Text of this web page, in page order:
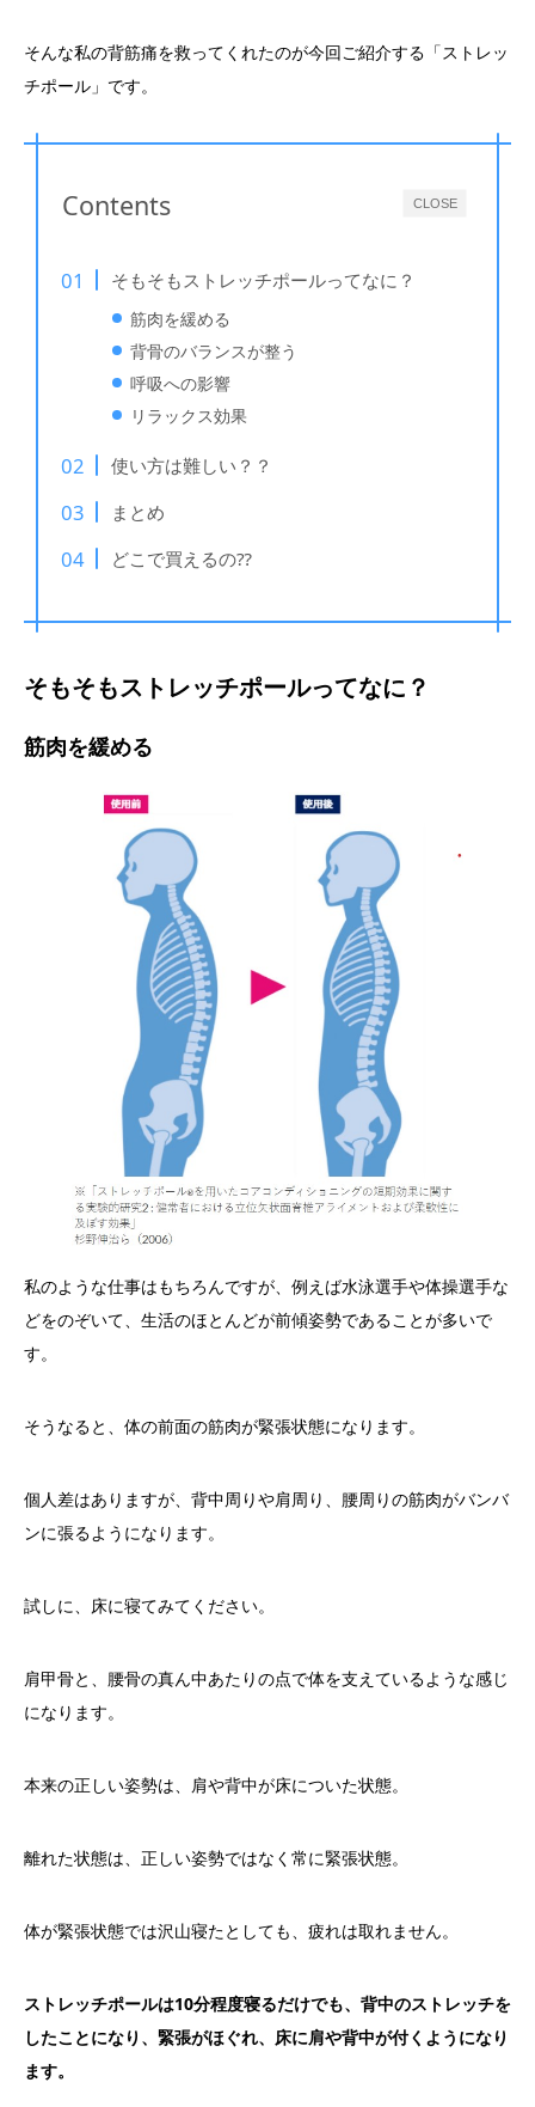
そんな私の背筋痛を救ってくれたのが今回ご紹介する「ストレッ
チポール」です。
CLOSE
Contents
そもそもストレッチポールってなに？
筋肉を緩める
背骨のバランスが整う
呼吸への影響
リラックス効果
使い方は難しい？？
まとめ
どこで買えるの⁇
そもそもストレッチポールってなに？
筋肉を緩める
私のような仕事はもちろんですが、例えば水泳選手や体操選手な
どをのぞいて、生活のほとんどが前傾姿勢であることが多いで
す。
そうなると、体の前面の筋肉が緊張状態になります。
個人差はありますが、背中周りや肩周り、腰周りの筋肉がバンバ
ンに張るようになります。
試しに、床に寝てみてください。
肩甲骨と、腰骨の真ん中あたりの点で体を支えているような感じ
になります。
本来の正しい姿勢は、肩や背中が床についた状態。
離れた状態は、正しい姿勢ではなく常に緊張状態。
体が緊張状態では沢山寝たとしても、疲れは取れません。
ストレッチポールは10分程度寝るだけでも、背中のストレッチを
したことになり、緊張がほぐれ、床に肩や背中が付くようになり
ます。